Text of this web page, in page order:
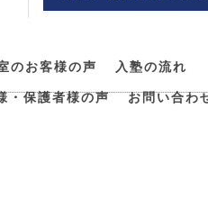
のお客様の声 入塾の流れ
・保護者様の声 お問い合わ